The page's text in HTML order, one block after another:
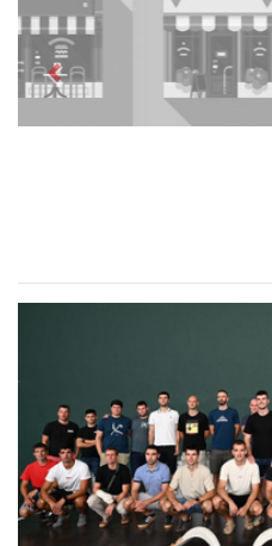
Magale Ikastetxea
Urnieta - Hezkuntza
Previous
Babes zabala jaso du Ansak